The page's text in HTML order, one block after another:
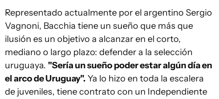
Representado actualmente por el argentino Sergio
Vagnoni, Bacchia tiene un sueño que más que
ilusión es un objetivo a alcanzar en el corto,
mediano o largo plazo: defender a la selección
uruguaya. "Sería un sueño poder estar algún día en
el arco de Uruguay". Ya lo hizo en toda la escalera
de juveniles, tiene contrato con un Independiente